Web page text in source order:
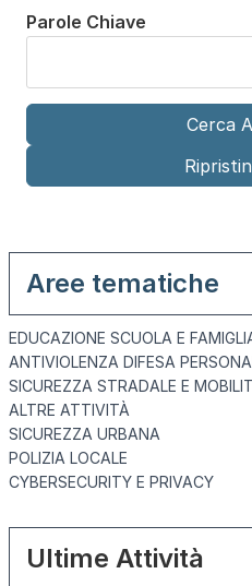
Parole Chiave
Aree tematiche
EDUCAZIONE SCUOLA E
ANTIVIOLENZA DIFESA
SICUREZZA STRADALE E
ALTRE ATTIVITÀ
SICUREZZA URBANA
POLIZIA LOCALE
CYBERSECURITY E PRIVACY
Ultime Attività